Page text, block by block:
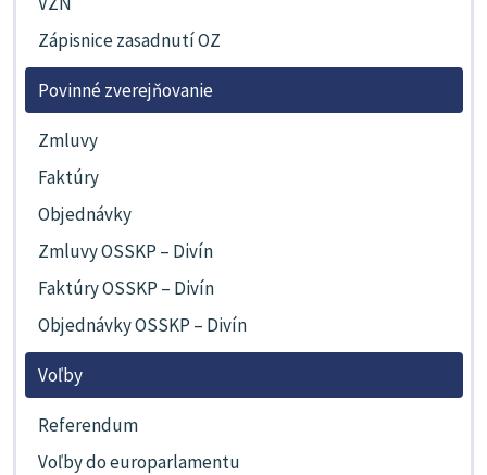
Zápisnice zasadnutí OZ
Povinné zverejňovanie
Zmluvy
Faktúry
Objednávky
Zmluvy OSSKP – Divín
Faktúry OSSKP – Divín
Objednávky OSSKP – Divín
Voľby
Referendum
Voľby do europarlamentu